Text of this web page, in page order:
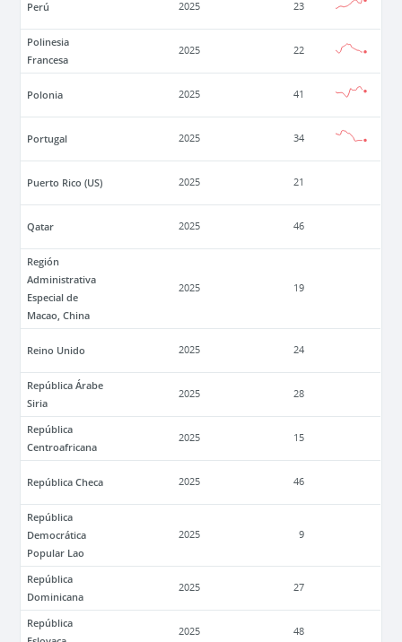
Perú 2025 23
Polinesia
Francesa
2025 22
Polonia 2025 41
Portugal 2025 34
Puerto Rico (US) 2025 21
Qatar 2025 46
Región
Administrativa
Especial de
Macao, China
2025 19
Reino Unido 2025 24
República Árabe
Siria
2025 28
República
Centroafricana
2025 15
República Checa 2025 46
República
Democrática
Popular Lao
2025 9
República
Dominicana
2025 27
República
2025 48